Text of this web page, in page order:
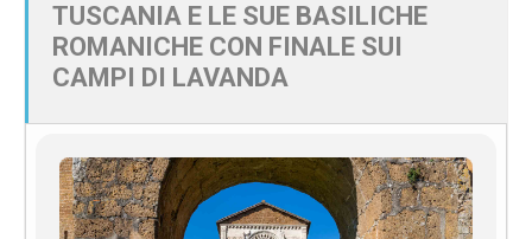
TUSCANIA E LE SUE BASILICHE
ROMANICHE CON FINALE SUI
CAMPI DI LAVANDA